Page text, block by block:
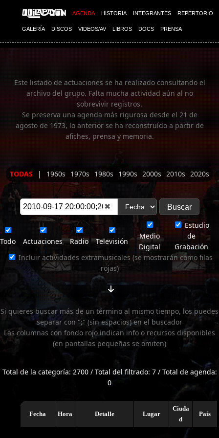
AGENDA HISTORIA INTEGRANTES REPERTORIO
GALERÍA DISCOS VIDEOS/AV LIBROS DOCS PRENSA
Imagen 01
Este listado de actuaciones se ha realizado consultando el
archivo del grupo. Falta mucha actividad aún al no
sobrevivir registros.
Se preserva una agenda más rigurosa desde el 21 de
agosto de 1973, lo anterior se ha reconstruído a partir de
afiches, prensa y memoria.
TODAS | 1960s 1970s 1980s 1990s 2000s 2010s 2020s
✖
Todo Actuaciones Radio Televisión
Medio
Digital
Estudio
de
Grabación
Incluir actividades extramusicales (se mostrarán como filas
rojas)
Si quieres buscar más de un término al mismo tiempo, los puedes
separar con ";" (sin espacios) en el buscador
Las columnas con fondo rojo indican info o recursos disponibles
(en pantallas pequeñas se omiten)
Total de la categoría: 2700 / Total del filtrado: 7 / Total de agenda:
0
Fecha Hora Detalle Lugar
Ciuda
d
País